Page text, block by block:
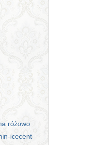
różowo
icecent